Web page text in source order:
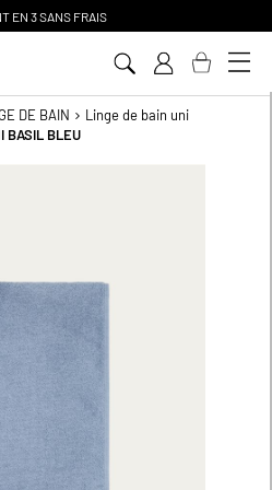
EN 3 SANS FRAIS
DE BAIN
Linge de bain uni
BASIL BLEU